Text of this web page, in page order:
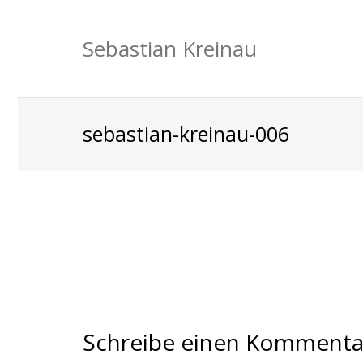
Sebastian Kreinau
sebastian-kreinau-006
Schreibe einen